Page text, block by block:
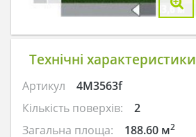
Технічні характеристики
Артикул
4M3563f
Кількість поверхів:
2
Загальна площа:
188.60 м2